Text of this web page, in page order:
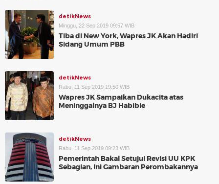
detikNews
Minggu, 22 Sep 2019 09:57 WIB
Tiba di New York, Wapres JK Akan Hadiri
Sidang Umum PBB
detikNews
Rabu, 11 Sep 2019 19:50 WIB
Wapres JK Sampaikan Dukacita atas
Meninggalnya BJ Habibie
detikNews
Rabu, 11 Sep 2019 09:23 WIB
Pemerintah Bakal Setujui Revisi UU KPK
Sebagian, Ini Gambaran Perombakannya